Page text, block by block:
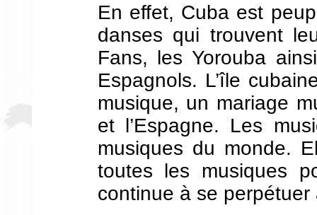
En effet, Cuba est
danses qui trouvent
Fans, les Yorouba
Espagnols. L’île
musique, un mariage
et l’Espagne. Les
musiques du monde.
toutes les musiques
continue à se